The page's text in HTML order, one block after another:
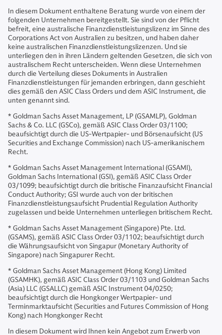
In diesem Dokument enthaltene Beratung wurde von einem der
folgenden Unternehmen bereitgestellt. Sie sind von der Pflicht
befreit, eine australische Finanzdienstleistungslizenz im Sinne des
Corporations Act von Australien zu besitzen, und haben daher
keine australischen Finanzdienstleistungslizenzen. Und sie
unterliegen den in ihren Ländern geltenden Gesetzen, die sich von
australischem Recht unterscheiden. Wenn diese Unternehmen
durch die Verteilung dieses Dokuments in Australien
Finanzdienstleistungen für jemanden erbringen, dann geschieht
dies gemäß den ASIC Class Orders und dem ASIC Instrument, die
unten genannt sind.
* Goldman Sachs Asset Management, LP (GSAMLP), Goldman
Sachs & Co. LLC (GSCo), gemäß ASIC Class Order 03/1100;
beaufsichtigt durch die US-Wertpapier- und Börsenaufsicht (US
Securities and Exchange Commission) nach US-amerikanischem
Recht.
* Goldman Sachs Asset Management International (GSAMI),
Goldman Sachs International (GSI), gemäß ASIC Class Order
03/1099; beaufsichtigt durch die britische Finanzaufsicht Financial
Conduct Authority; GSI wurde auch von der britischen
Finanzdienstleistungsaufsicht Prudential Regulation Authority
zugelassen und beide Unternehmen unterliegen britischem Recht.
* Goldman Sachs Asset Management (Singapore) Pte. Ltd.
(GSAMS), gemäß ASIC Class Order 03/1102; beaufsichtigt durch
die Währungsaufsicht von Singapur (Monetary Authority of
Singapore) nach Singapurer Recht.
* Goldman Sachs Asset Management (Hong Kong) Limited
(GSAMHK), gemäß ASIC Class Order 03/1103 und Goldman Sachs
(Asia) LLC (GSALLC) gemäß ASIC Instrument 04/0250;
beaufsichtigt durch die Hongkonger Wertpapier- und
Terminmarktaufsicht (Securities and Futures Commission of Hong
Kong) nach Hongkonger Recht
In diesem Dokument wird Ihnen kein Angebot zum Erwerb von